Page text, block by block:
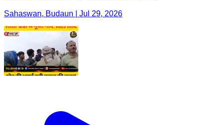
Sahaswan, Budaun | Jul 29, 2026